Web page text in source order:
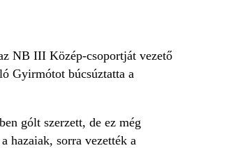
NB III Közép-csoportját vezető
Gyirmótot búcsúztatta a
gólt szerzett, de ez még
hazaiak, sorra vezették a